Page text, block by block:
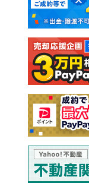
新築一戸建て
注文住宅
売却査定